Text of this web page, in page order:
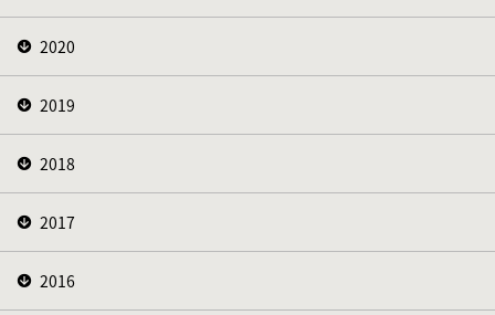
2020
2019
2018
2017
2016